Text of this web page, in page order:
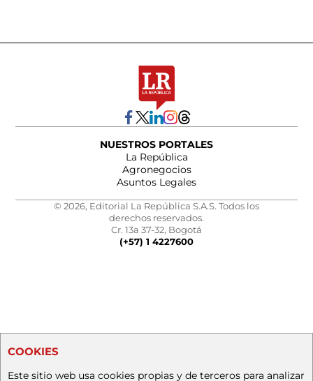
NUESTROS PORTALES
La República
Agronegocios
Asuntos Legales
© 2026, Editorial La República S.A.S. Todos los
derechos reservados.
Cr. 13a 37-32, Bogotá
(+57) 1 4227600
COOKIES
Este sitio web usa cookies propias y de terceros para analizar